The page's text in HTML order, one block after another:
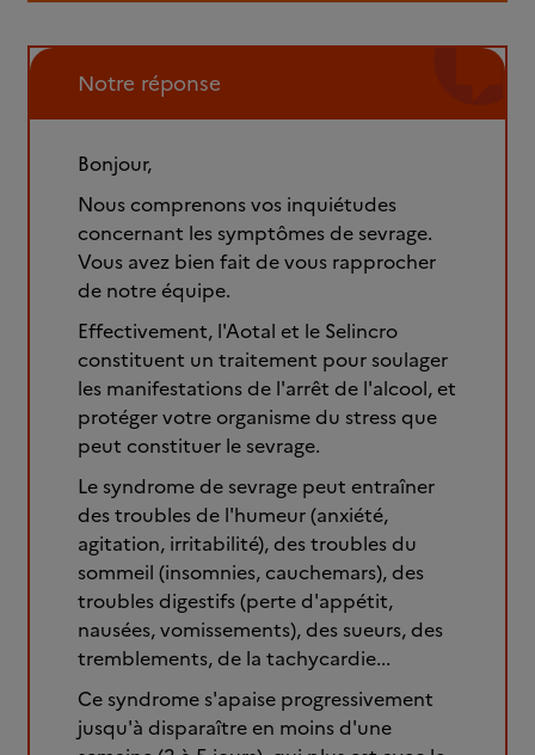
Notre réponse
Bonjour,
Nous comprenons vos inquiétudes
concernant les symptômes de sevrage.
Vous avez bien fait de vous rapprocher
de notre équipe.
Effectivement, l'Aotal et le Selincro
constituent un traitement pour soulager
les manifestations de l'arrêt de l'alcool, et
protéger votre organisme du stress que
peut constituer le sevrage.
Le syndrome de sevrage peut entraîner
des troubles de l'humeur (anxiété,
agitation, irritabilité), des troubles du
sommeil (insomnies, cauchemars), des
troubles digestifs (perte d'appétit,
nausées, vomissements), des sueurs, des
tremblements, de la tachycardie...
Ce syndrome s'apaise progressivement
jusqu'à disparaître en moins d'une